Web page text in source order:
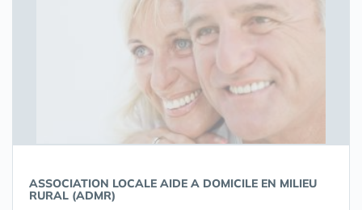
ASSOCIATION LOCALE AIDE A DOMICILE EN MILIEU
RURAL (ADMR)